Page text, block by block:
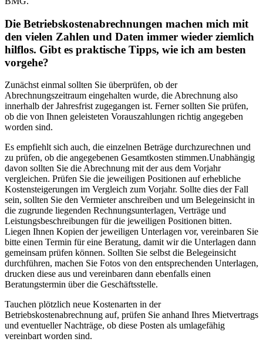
Die Betriebskostenabrechnungen machen mich mit
den vielen Zahlen und Daten immer wieder ziemlich
hilflos. Gibt es praktische Tipps, wie ich am besten
vorgehe?
Zunächst einmal sollten Sie überprüfen, ob der
Abrechnungszeitraum eingehalten wurde, die Abrechnung also
innerhalb der Jahresfrist zugegangen ist. Ferner sollten Sie prüfen,
ob die von Ihnen geleisteten Vorauszahlungen richtig angegeben
worden sind.
Es empfiehlt sich auch, die einzelnen Beträge durchzurechnen und
zu prüfen, ob die angegebenen Gesamtkosten stimmen.Unabhängig
davon sollten Sie die Abrechnung mit der aus dem Vorjahr
vergleichen. Prüfen Sie die jeweiligen Positionen auf erhebliche
Kostensteigerungen im Vergleich zum Vorjahr. Sollte dies der Fall
sein, sollten Sie den Vermieter anschreiben und um Belegeinsicht in
die zugrunde liegenden Rechnungsunterlagen, Verträge und
Leistungsbeschreibungen für die jeweiligen Positionen bitten.
Liegen Ihnen Kopien der jeweiligen Unterlagen vor, vereinbaren Sie
bitte einen Termin für eine Beratung, damit wir die Unterlagen dann
gemeinsam prüfen können. Sollten Sie selbst die Belegeinsicht
durchführen, machen Sie Fotos von den entsprechenden Unterlagen,
drucken diese aus und vereinbaren dann ebenfalls einen
Beratungstermin über die Geschäftsstelle.
Tauchen plötzlich neue Kostenarten in der
Betriebskostenabrechnung auf, prüfen Sie anhand Ihres Mietvertrags
und eventueller Nachträge, ob diese Posten als umlagefähig
vereinbart worden sind.